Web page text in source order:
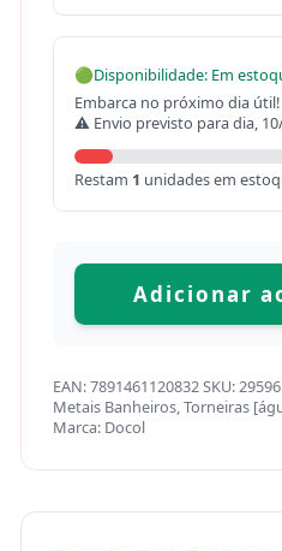
🟢Disponibilidade: Em
Embarca no próximo dia útil!
⚠ Envio previsto para dia,
Restam 1 unidades em
Adicionar
EAN:7891461120832SKU:29596
Metais Banheiros,Torneiras
Marca: Docol